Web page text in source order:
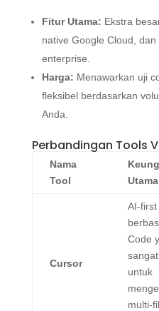
Fitur Utama: Ekstra
native Google Cloud,
enterprise.
Harga: Menawarkan uji
fleksibel berdasarkan
Anda.
Perbandingan Tools
Nama
Tool
Utama
Cursor
AI-first
Code
untuk
multi-